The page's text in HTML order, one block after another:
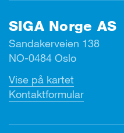
SIGA Norge AS
Sandakerveien 138
NO-0484 Oslo
Vise på kartet
Kontaktformular